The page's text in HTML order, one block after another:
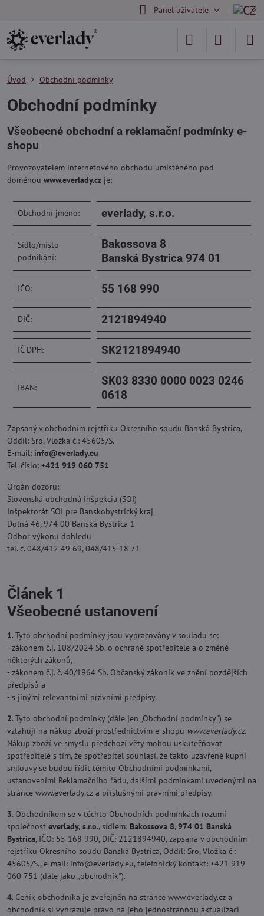
Panel uživatele
Úvod Obchodní podmínky
Obchodní podmínky
Všeobecné obchodní a reklamační podmínky e-
shopu
Provozovatelem internetového obchodu umístěného pod
doménou www.everlady.cz je:
Obchodní jméno: everlady, s.r.o.
Sídlo/místo
podnikání:
Bakossova 8
Banská Bystrica 974 01
IČO: 55 168 990
DIČ: 2121894940
IČ DPH: SK2121894940
IBAN:
SK03 8330 0000 0023 0246
0618
Zapsaný v obchodním rejstříku Okresního soudu Banská Bystrica,
Oddíl: Sro, Vložka č.: 45605/S.
E-mail: info​@everlady​.eu
Tel. číslo: +421 919 060 751
Orgán dozoru:
Slovenská obchodná inšpekcia (SOI)
Inšpektorát SOI pre Banskobystrický kraj
Dolná 46, 974 00 Banská Bystrica 1
Odbor výkonu dohledu
tel. č. 048/412 49 69, 048/415 18 71
Článek 1
Všeobecné ustanovení
1. Tyto obchodní podmínky jsou vypracovány v souladu se:
- zákonem č.j. 108/2024 Sb. o ochraně spotřebitele a o změně
některých zákonů,
- zákonem č.j. č. 40/1964 Sb. Občanský zákoník ve znění pozdějších
předpisů a
- s jinými relevantními právními předpisy.
2. Tyto obchodní podmínky (dále jen „Obchodní podmínky") se
vztahují na nákup zboží prostřednictvím e-shopu www.everlady.cz.
Nákup zboží ve smyslu předchozí věty mohou uskutečňovat
spotřebitelé s tím, že spotřebitel souhlasí, že takto uzavřené kupní
smlouvy se budou řídit těmito Obchodními podmínkami,
ustanoveními Reklamačního řádu, dalšími podmínkami uvedenými na
stránce www.everlady.cz a příslušnými právními předpisy.
3. Obchodníkem se v těchto Obchodních podmínkách rozumí
společnost everlady, s.r.o., sídlem: Bakossova 8,974 01 Banská
Bystrica, IČO: 55 168 990, DIČ: 2121894940, zapsaná v obchodním
rejstříku Okresního soudu Banská Bystrica, Oddíl: Sro, Vložka č.:
45605/S., e-mail: info​@everlady​.eu, telefonický kontakt: +421 919
060 751 (dále jako „obchodník").
4. Ceník obchodníka je zveřejněn na stránce www.everlady.cz a
obchodník si vyhrazuje právo na jeho jednostrannou aktualizaci